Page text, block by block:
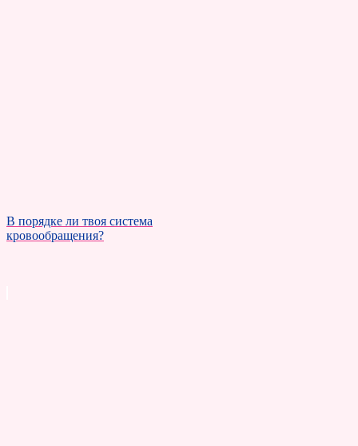
В порядке ли твоя система
кровообращения?